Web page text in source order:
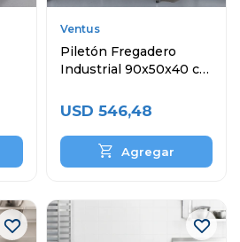
Ventus
Piletón Fregadero
Industrial 90x50x40 cm
USD 546,48